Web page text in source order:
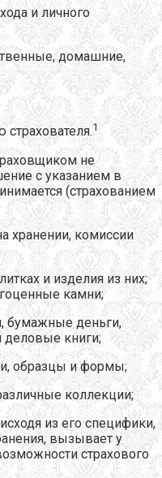
и личного
домашние,
1
не
с указанием в
(страхованием
хранении, комиссии
и изделия из них;
камни;
бумажные деньги,
деловые книги;
образцы и формы;
коллекции;
из его специфики,
вызывает у
страхового